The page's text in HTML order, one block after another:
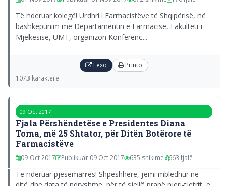
Të nderuar kolegë! Urdhri i Farmacistëve të Shqipërisë, në
bashkëpunim me Departamentin e Farmacise, Fakulteti i
Mjekësisë, UMT, organizon Konferenc...
Lexo Printo
1073 karaktere
09 Oct 2017
Fjala Përshëndetëse e Presidentes Diana
Toma, më 25 Shtator, për Ditën Botërore të
Farmacistëve
09 Oct 2017 Publikuar 09 Oct 2017 635 shikime 663 fjalë
Të nderuar pjesëmarrës! Shpeshherë, jemi mbledhur në